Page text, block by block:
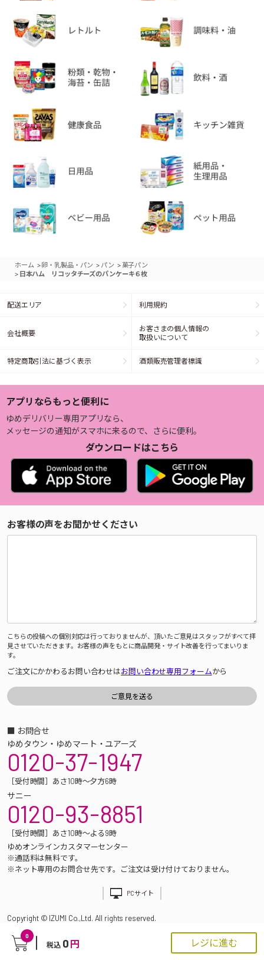
0
税込 0 円 レジに進む
ホーム >卵・乳製品・パン > パン >菓子パン
> 日本ハム リコッタチーズのパンケーキ６枚
配送エリア 利用規約
会社概要
お客さまの個人情報の
取扱いについて
特定商取引法に基づく表示 酒類販売管理者標識
アプリならもっと便利に
ゆめデリバリー専用アプリなら、
メッセージの通知がスマホに来るので、さらに便利。
ダウンロードはこちら
お客様の声をお聞かせください
こちらの投稿への個別対応は行っておりませんが、頂いたご意見はスタッフがすべて拝
見させていただきます。お客様の声をもとに商品開発・サイト改善を行ってまいりま
す。
ご注文にかかわるお問い合わせはお問い合わせ専用フォームから
■ お問合せ
ゆめタウン・ゆめマート・ユアーズ
0120-37-1947
［受付時間］あさ10時～夕方6時
サニー
0120-93-8851
［受付時間］あさ10時～よる9時
ゆめオンラインカスタマーセンター
※通話料は無料です。
※ネット専用のお問合せ先です。ご注文は受け付けておりません。
PCサイト
Copyright © IZUMI Co.,Ltd. All rights reserved.